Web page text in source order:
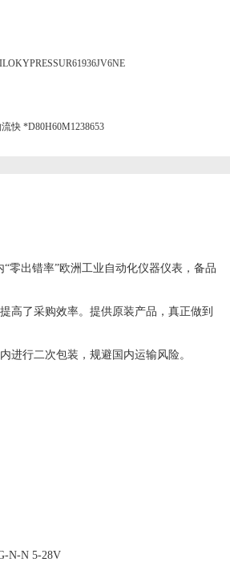
快 *D80H60M1238653
零出错率”欧洲工业自动化仪器仪表，备品
高了采购效率。提供原装产品，真正做到
进行二次包装，规避国内运输风险。
N-N 5-28V